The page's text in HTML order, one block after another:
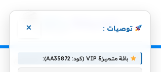
الرئيسية منوعات التعليم
توصيات : ×
باقة متميزة VIP (كود: AA35872):